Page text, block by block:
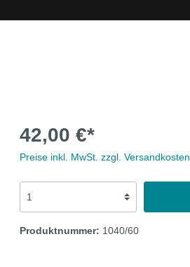
42,00 €*
Preise inkl. MwSt. zzgl. Versandkosten
Produktnummer: 1040/60